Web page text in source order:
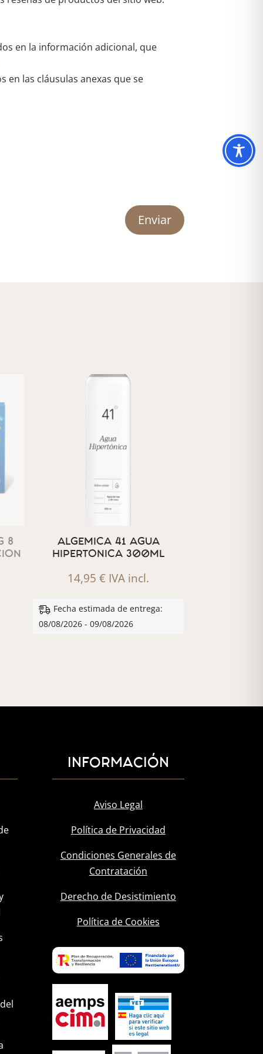
en la información adicional, que
las cláusulas anexas que se
Enviar
8
ALGEMICA 41 AGUA
HIPERTONICA 300ML
14,95€ IVA incl.
Fecha estimada de entrega:
08/08/2026 - 09/08/2026
INFORMACIÓN
Aviso Legal
Política de Privacidad
Condiciones Generales de
Contratación
Derecho de Desistimiento
Política de Cookies